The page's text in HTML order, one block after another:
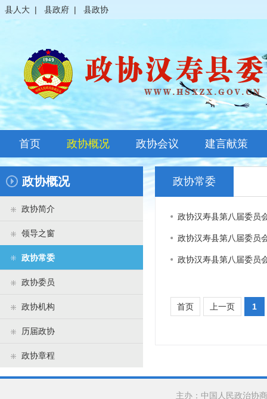
县人大 | 县政府 | 县政协
首页 政协概况
领导之窗
政协会议
全体会议
常委会议
建言献策
政协概况
政协简介
领导之窗
政协常委
政协委员
政协机构
历届政协
政协章程
政协常委
政协汉寿县第八届委员
政协汉寿县第八届委员
政协汉寿县第八届委员
首页 上一页 1
主办：中国人民政治协